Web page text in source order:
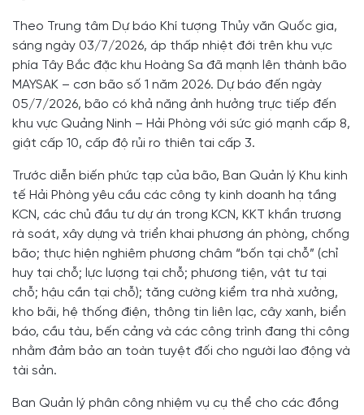
Theo Trung tâm Dự báo Khí tượng Thủy văn Quốc gia,
sáng ngày 03/7/2026, áp thấp nhiệt đới trên khu vực
phía Tây Bắc đặc khu Hoàng Sa đã mạnh lên thành bão
MAYSAK – cơn bão số 1 năm 2026. Dự báo đến ngày
05/7/2026, bão có khả năng ảnh hưởng trực tiếp đến
khu vực Quảng Ninh – Hải Phòng với sức gió mạnh cấp 8,
giật cấp 10, cấp độ rủi ro thiên tai cấp 3.
Trước diễn biến phức tạp của bão, Ban Quản lý Khu kinh
tế Hải Phòng yêu cầu các công ty kinh doanh hạ tầng
KCN, các chủ đầu tư dự án trong KCN, KKT khẩn trương
rà soát, xây dựng và triển khai phương án phòng, chống
bão; thực hiện nghiêm phương châm “bốn tại chỗ” (chỉ
huy tại chỗ; lực lượng tại chỗ; phương tiện, vật tư tại
chỗ; hậu cần tại chỗ); tăng cường kiểm tra nhà xưởng,
kho bãi, hệ thống điện, thông tin liên lạc, cây xanh, biển
báo, cầu tàu, bến cảng và các công trình đang thi công
nhằm đảm bảo an toàn tuyệt đối cho người lao động và
tài sản.
Ban Quản lý phân công nhiệm vụ cụ thể cho các đồng